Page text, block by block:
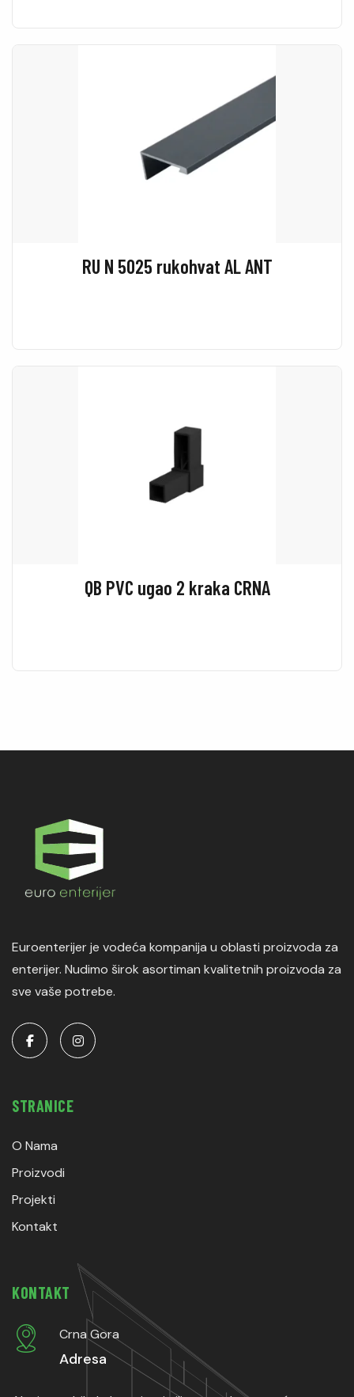
RU N 5025 rukohvat AL ANT
QB PVC ugao 2 kraka CRNA
Euroenterijer je vodeća kompanija u oblasti proizvoda za
enterijer. Nudimo širok asortiman kvalitetnih proizvoda za
sve vaše potrebe.
STRANICE
O Nama
Proizvodi
Projekti
Kontakt
KONTAKT
Crna Gora
Adresa